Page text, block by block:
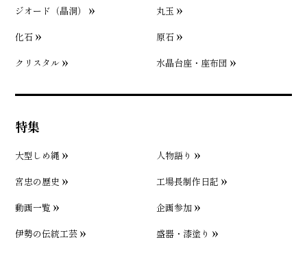
ジオード（晶洞）
丸玉
化石
原石
クリスタル
水晶台座・座布団
特集
大型しめ縄
人物語り
宮忠の歴史
工場長制作日記
動画一覧
企画参加
伊勢の伝統工芸
盛器・漆塗り